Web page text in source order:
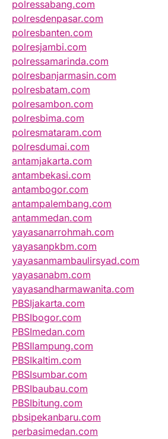
polressabang.com
polresdenpasar.com
polresbanten.com
polresjambi.com
polressamarinda.com
polresbanjarmasin.com
polresbatam.com
polresambon.com
polresbima.com
polresmataram.com
polresdumai.com
antamjakarta.com
antambekasi.com
antambogor.com
antampalembang.com
antammedan.com
yayasanarrohmah.com
yayasanpkbm.com
yayasanmambaulirsyad.com
yayasanabm.com
yayasandharmawanita.com
PBSIjakarta.com
PBSIbogor.com
PBSImedan.com
PBSIlampung.com
PBSIkaltim.com
PBSIsumbar.com
PBSIbaubau.com
PBSIbitung.com
pbsipekanbaru.com
perbasimedan.com